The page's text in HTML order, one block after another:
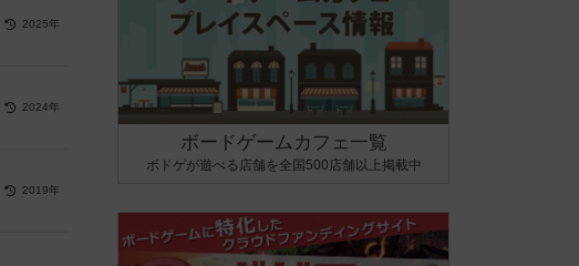
2025年
2024年
2019年
ボードゲームカフェ一覧
ボドゲが遊べる店舗を全国500店舗以上掲載中